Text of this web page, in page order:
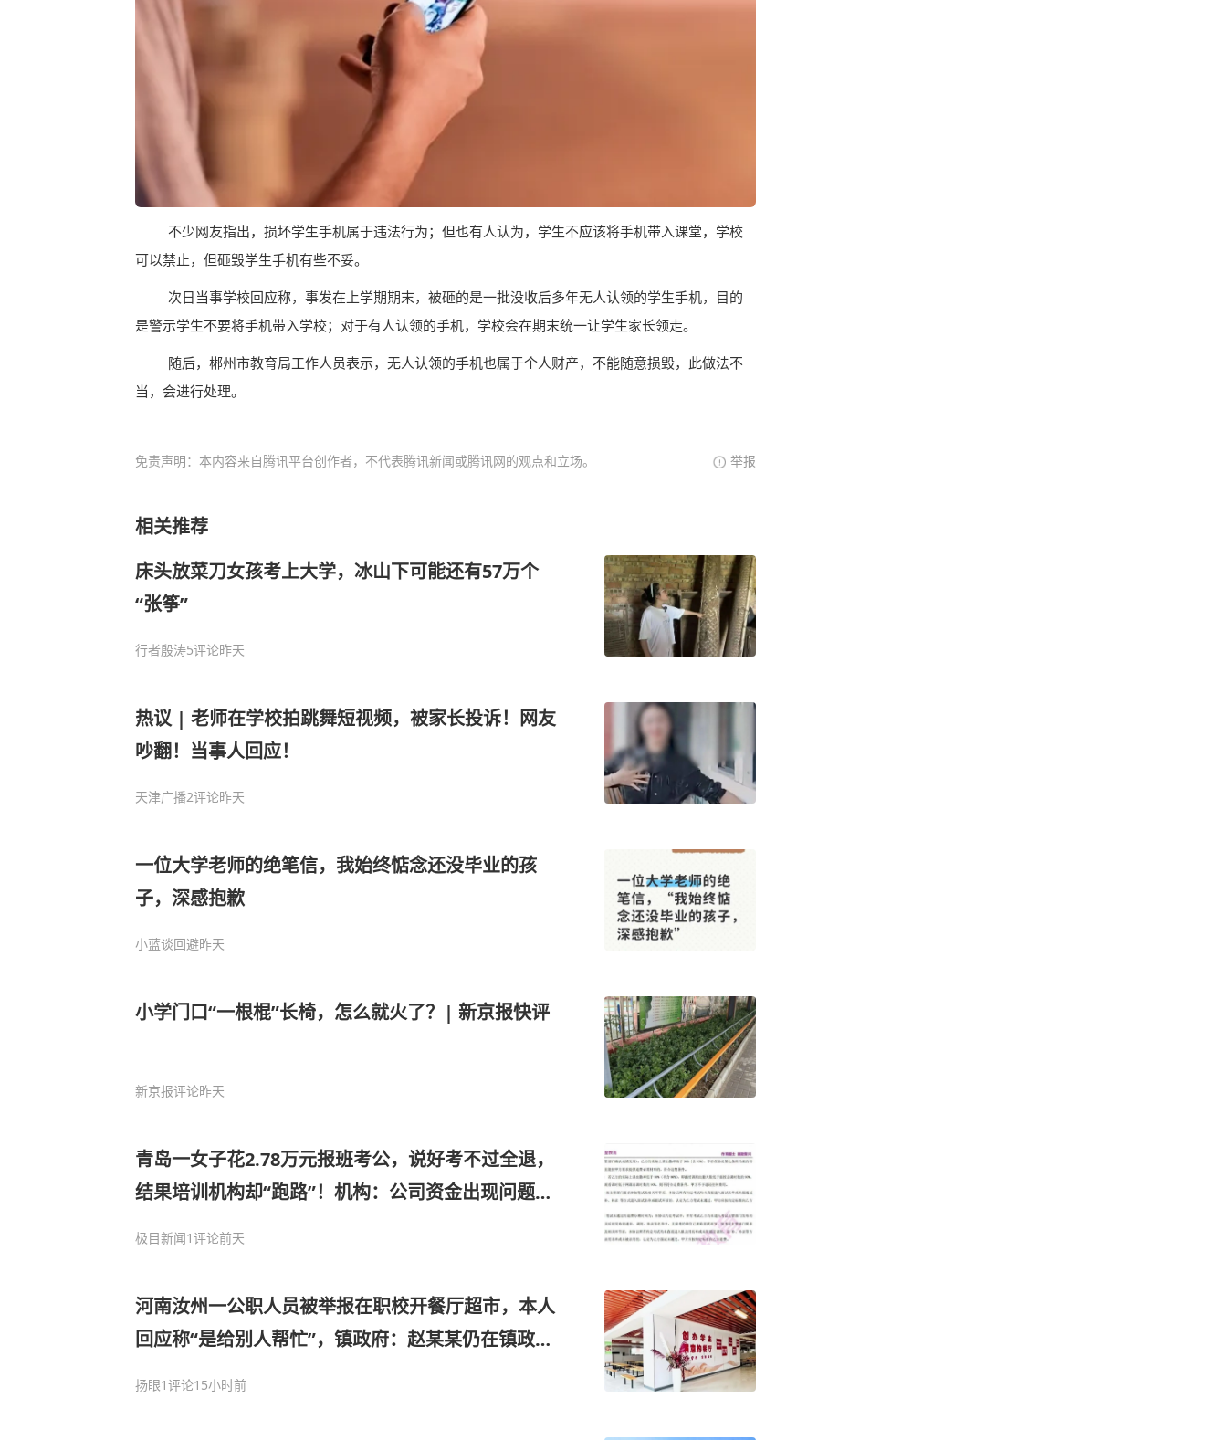
不少网友指出，损坏学生手机属于违法行为；但也有人认为，学生不应该将手机带入课堂，学校
可以禁止，但砸毁学生手机有些不妥。
次日当事学校回应称，事发在上学期期末，被砸的是一批没收后多年无人认领的学生手机，目的
是警示学生不要将手机带入学校；对于有人认领的手机，学校会在期末统一让学生家长领走。
随后，郴州市教育局工作人员表示，无人认领的手机也属于个人财产，不能随意损毁，此做法不
当，会进行处理。
免责声明：本内容来自腾讯平台创作者，不代表腾讯新闻或腾讯网的观点和立场。 举报
相关推荐
床头放菜刀女孩考上大学，冰山下可能还有57万个
“张筝”
行者殷涛5评论昨天
热议 | 老师在学校拍跳舞短视频，被家长投诉！网友
吵翻！当事人回应！
天津广播2评论昨天
一位大学老师的绝笔信，我始终惦念还没毕业的孩
子，深感抱歉
小蓝谈回避昨天
小学门口“一根棍”长椅，怎么就火了？| 新京报快评
新京报评论昨天
青岛一女子花2.78万元报班考公，说好考不过全退，
结果培训机构却“跑路”！机构：公司资金出现问题；
极目新闻1评论前天
河南汝州一公职人员被举报在职校开餐厅超市，本人
回应称“是给别人帮忙”，镇政府：赵某某仍在镇政府
扬眼1评论15小时前